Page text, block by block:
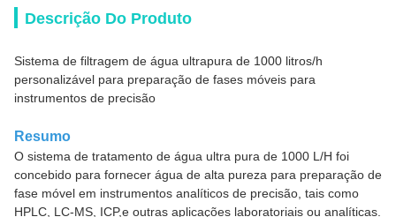
Descrição Do Produto
Sistema de filtragem de água ultrapura de 1000 litros/h
personalizável para preparação de fases móveis para
instrumentos de precisão
Resumo
O sistema de tratamento de água ultra pura de 1000 L/H foi
concebido para fornecer água de alta pureza para preparação de
fase móvel em instrumentos analíticos de precisão, tais como
HPLC, LC-MS, ICP,e outras aplicações laboratoriais ou analíticas.